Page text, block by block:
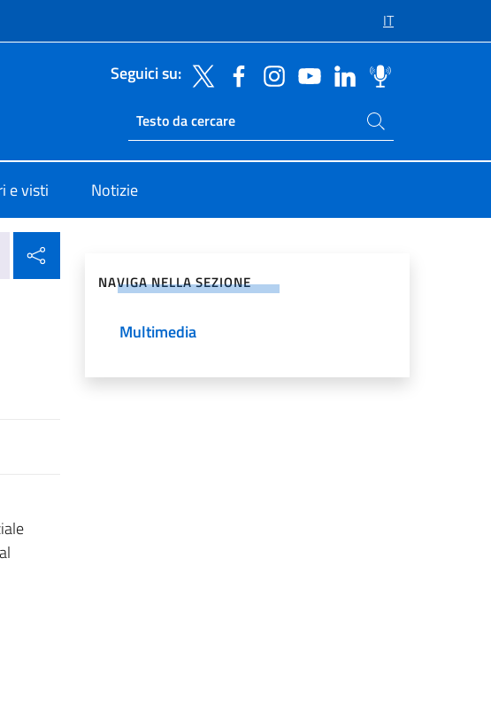
IT
Seguici su:
Ricerca sito live
Cerca nel sito
e visti Notizie
NAVIGA NELLA SEZIONE
Multimedia